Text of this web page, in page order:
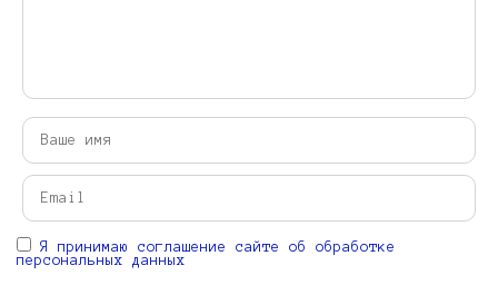
Я принимаю соглашение сайте об обработке
персональных данных